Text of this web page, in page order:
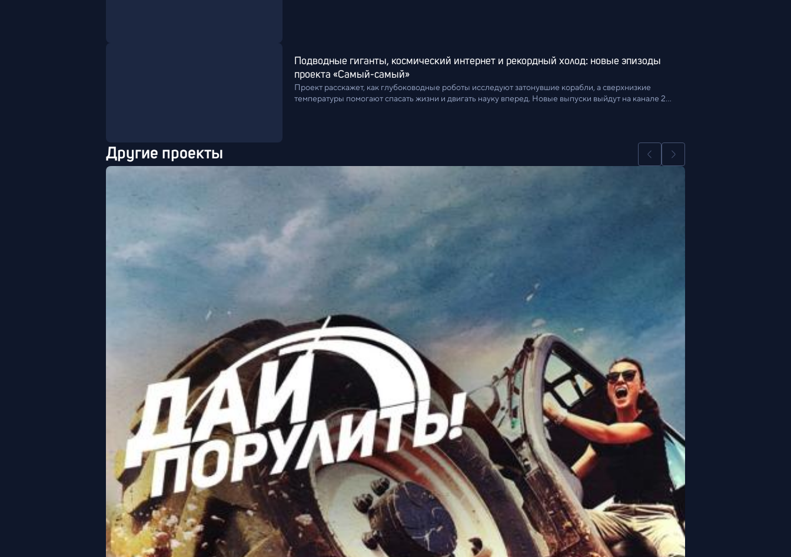
Подводные гиганты, космический интернет и рекордный холод: новые эпизоды
проекта «Самый-самый»
Проект расскажет, как глубоководные роботы исследуют затонувшие корабли, а сверхнизкие
температуры помогают спасать жизни и двигать науку вперед. Новые выпуски выйдут на канале 27
Другие проекты